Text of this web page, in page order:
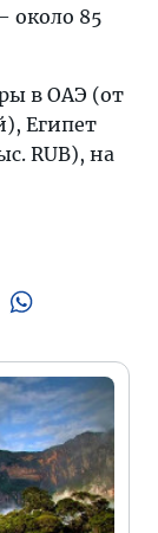
около 85
в ОАЭ (от
Египет
RUB), на